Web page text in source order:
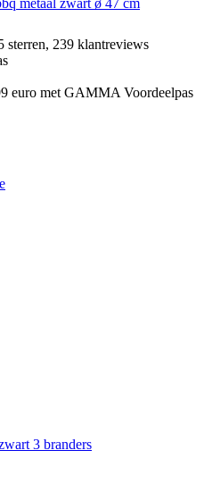
sterren, 239 klantreviews
euro met GAMMA Voordeelpas
3 branders